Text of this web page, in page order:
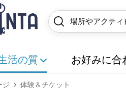
活の質 お好みに合
ジ 体験＆チケット